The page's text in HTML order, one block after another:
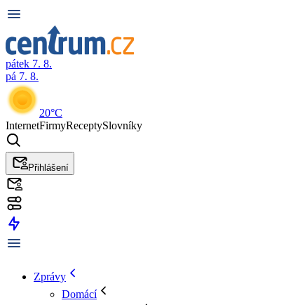
pátek 7. 8.
pá 7. 8.
20°C
InternetFirmyReceptySlovníky
Přihlášení
Zprávy
Domácí